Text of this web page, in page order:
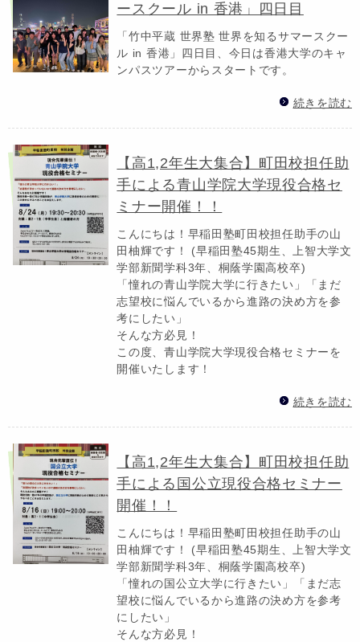
ースクール in 香港」四日目
「竹中平蔵 世界塾 世界を知るサマースクー
ル in 香港」四日目、今日は香港大学のキャ
ンパスツアーからスタートです。
続きを読む
【高1,2年生大集合】町田校担任助
手による青山学院大学現役合格セ
ミナー開催！！
こんにちは！早稲田塾町田校担任助手の山
田柚輝です！ (早稲田塾45期生、上智大学文
学部新聞学科3年、桐蔭学園高校卒)
「憧れの青山学院大学に行きたい」「まだ
志望校に悩んでいるから進路の決め方を参
考にしたい」
そんな方必見！
この度、青山学院大学現役合格セミナーを
開催いたします！
続きを読む
【高1,2年生大集合】町田校担任助
手による国公立現役合格セミナー
開催！！
こんにちは！早稲田塾町田校担任助手の山
田柚輝です！ (早稲田塾45期生、上智大学文
学部新聞学科3年、桐蔭学園高校卒)
「憧れの国公立大学に行きたい」「まだ志
望校に悩んでいるから進路の決め方を参考
にしたい」
そんな方必見！